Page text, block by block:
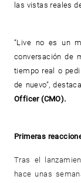
las vistas reales
“Live no es un
conversación de
tiempo real o
de nuevo”,
Officer (CMO).
Primeras
Tras el
hace unas